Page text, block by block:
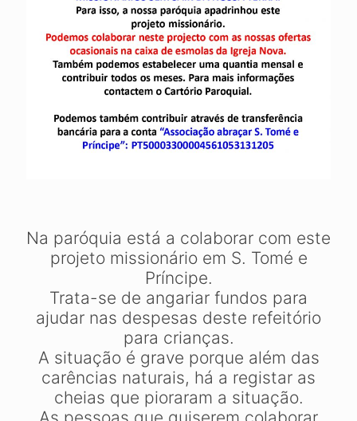
Na paróquia está a colaborar com este
projeto missionário em S. Tomé e
Príncipe.
Trata-se de angariar fundos para
ajudar nas despesas deste refeitório
para crianças.
A situação é grave porque além das
carências naturais, há a registar as
cheias que pioraram a situação.